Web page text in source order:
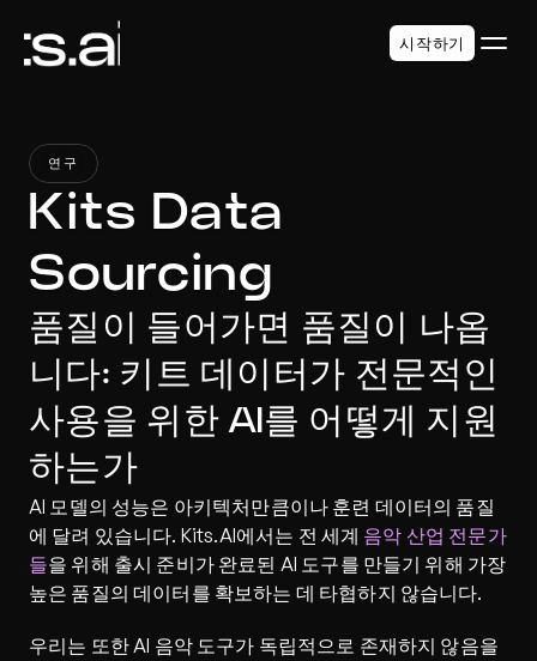
시작하기
연구
Kits Data
Sourcing
품질이 들어가면 품질이 나옵
니다: 키트 데이터가 전문적인
사용을 위한 AI를 어떻게 지원
하는가
AI 모델의 성능은 아키텍처만큼이나 훈련 데이터의 품질
에 달려 있습니다. Kits.AI에서는 전 세계 음악 산업 전문가
들을 위해 출시 준비가 완료된 AI 도구를 만들기 위해 가장
높은 품질의 데이터를 확보하는 데 타협하지 않습니다.
우리는 또한 AI 음악 도구가 독립적으로 존재하지 않음을